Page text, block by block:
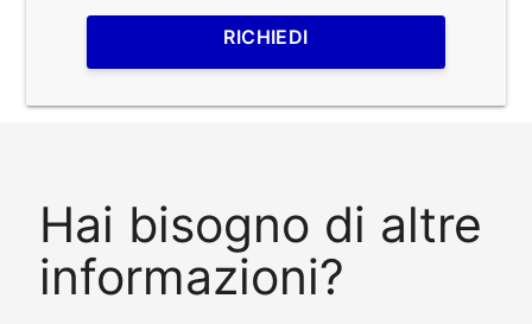
RICHIEDI
Hai bisogno di altre
informazioni?